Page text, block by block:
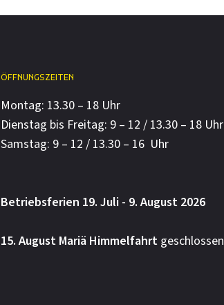
ÖFFNUNGSZEITEN
Montag: 13.30 – 18 Uhr
Dienstag bis Freitag: 9 – 12 / 13.30 – 18 Uhr
Samstag: 9 – 12 / 13.30 – 16 Uhr
Betriebsferien 19. Juli - 9. August 2026
15. August Mariä Himmelfahrtgeschlossen